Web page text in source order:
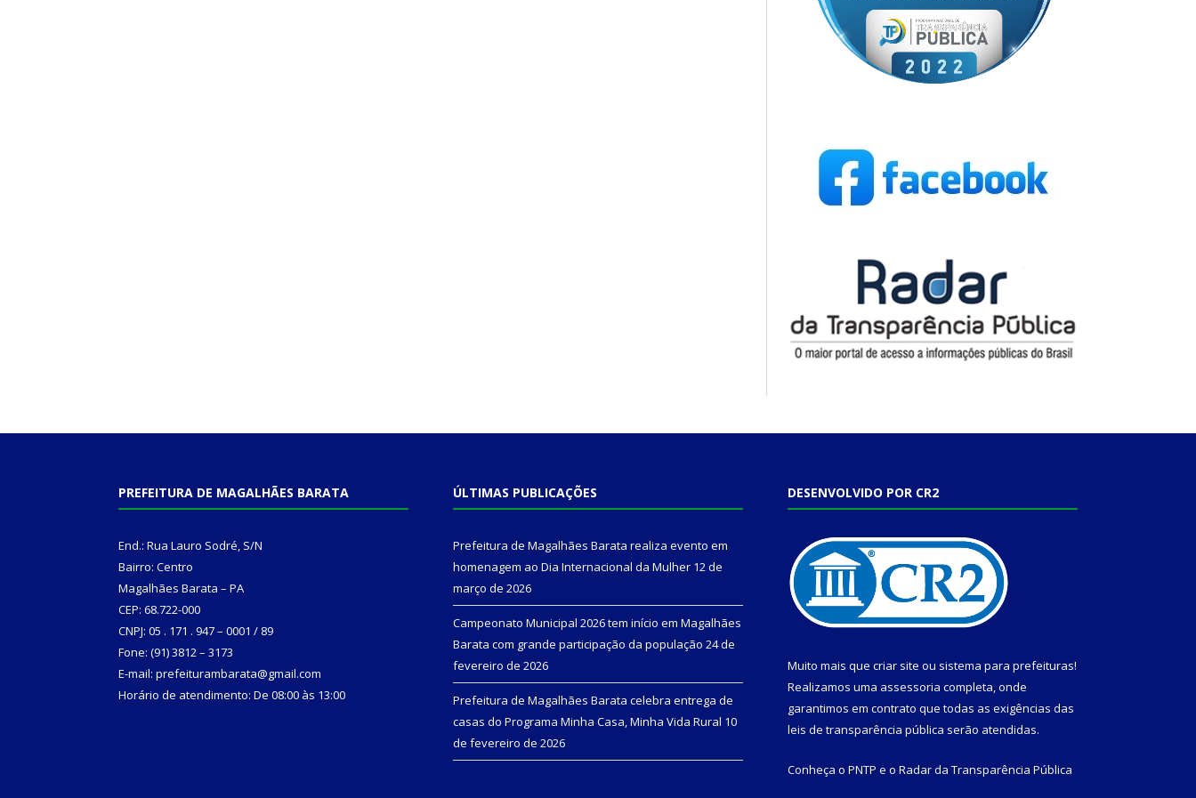
PREFEITURA DE MAGALHÃES BARATA
End.: Rua Lauro Sodré, S/N
Bairro: Centro
Magalhães Barata – PA
CEP: 68.722-000
CNPJ: 05 . 171 . 947 – 0001 / 89
Fone: (91) 3812 – 3173
E-mail: prefeiturambarata@gmail.com
Horário de atendimento: De 08:00 às 13:00
ÚLTIMAS PUBLICAÇÕES
Prefeitura de Magalhães Barata realiza evento em
homenagem ao Dia Internacional da Mulher 12 de
março de 2026
Campeonato Municipal 2026 tem início em Magalhães
Barata com grande participação da população 24 de
fevereiro de 2026
Prefeitura de Magalhães Barata celebra entrega de
casas do Programa Minha Casa, Minha Vida Rural 10
de fevereiro de 2026
DESENVOLVIDO POR CR2
Muito mais que criar site ou sistema para prefeituras!
Realizamos uma assessoria completa, onde
garantimos em contrato que todas as exigências das
leis de transparência pública serão atendidas.
Conheça o PNTP e o Radar da Transparência Pública